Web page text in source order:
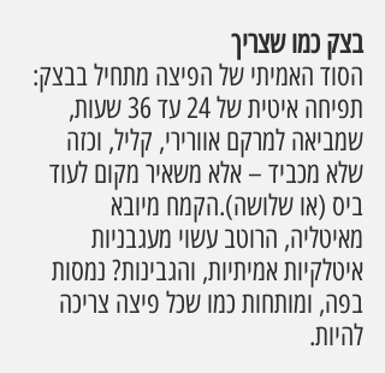
בצק כמו שצריך
הסוד האמיתי של הפיצה מתחיל בבצק:
תפיחה איטית של 24 עד 36 שעות,
שמביאה למרקם אוורירי, קליל, וכזה
שלא מכביד – אלא משאיר מקום לעוד
ביס (או שלושה).הקמח מיובא
מאיטליה, הרוטב עשוי מעגבניות
איטלקיות אמיתיות, והגבינות? נמסות
בפה, ומותחות כמו שכל פיצה צריכה
להיות.